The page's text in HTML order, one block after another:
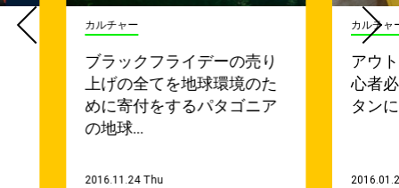
カルチャー
ブラックフライデーの売り
上げの全てを地球環境のた
めに寄付をするパタゴニア
の地球…
2016.11.24 Thu
カルチャ
アウ
心者
タン